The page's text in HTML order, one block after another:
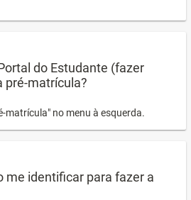
do Estudante (fazer
pré-matrícula?
matrícula" no menu à esquerda.
me identificar para fazer a